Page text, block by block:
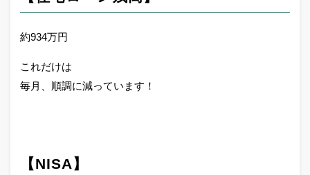
約934万円
これだけは
毎月、順調に減っています！
【NISA】